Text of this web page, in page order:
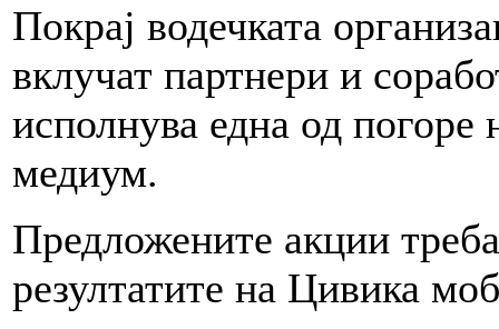
Покрај водечката
вклучат партнери и
исполнува една од погоре
медиум.
Предложените акции
резултатите на Цивика